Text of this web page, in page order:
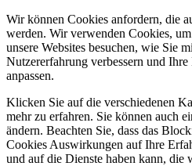
Wir können Cookies anfordern, die
werden. Wir verwenden Cookies,
unsere Websites besuchen, wie Sie
Nutzererfahrung verbessern und
anpassen.
Klicken Sie auf die verschiedenen
mehr zu erfahren. Sie können auch
ändern. Beachten Sie, dass das
Cookies Auswirkungen auf Ihre
und auf die Dienste haben kann, die